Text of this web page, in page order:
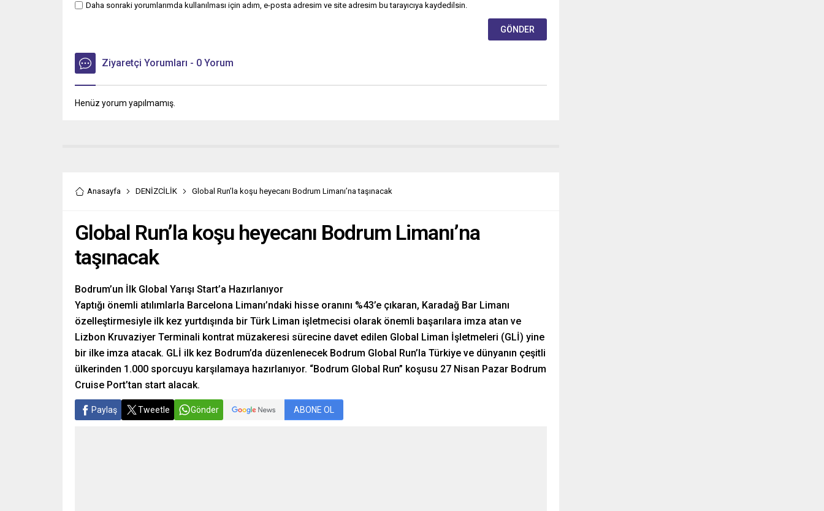
Daha sonraki yorumlarımda kullanılması için adım, e-posta adresim ve site adresim bu tarayıcıya kaydedilsin.
Ziyaretçi Yorumları - 0 Yorum
Henüz yorum yapılmamış.
Anasayfa DENİZCİLİK Global Run’la koşu heyecanı Bodrum Limanı’na taşınacak
Global Run’la koşu heyecanı Bodrum Limanı’na
taşınacak
Bodrum’un İlk Global Yarışı Start’a Hazırlanıyor
Yaptığı önemli atılımlarla Barcelona Limanı’ndaki hisse oranını %43’e çıkaran, Karadağ Bar Limanı
özelleştirmesiyle ilk kez yurtdışında bir Türk Liman işletmecisi olarak önemli başarılara imza atan ve
Lizbon Kruvaziyer Terminali kontrat müzakeresi sürecine davet edilen Global Liman İşletmeleri (GLİ) yine
bir ilke imza atacak. GLİ ilk kez Bodrum’da düzenlenecek Bodrum Global Run’la Türkiye ve dünyanın çeşitli
ülkerinden 1.000 sporcuyu karşılamaya hazırlanıyor. “Bodrum Global Run” koşusu 27 Nisan Pazar Bodrum
Cruise Port’tan start alacak.
Paylaş Tweetle Gönder ABONE OL